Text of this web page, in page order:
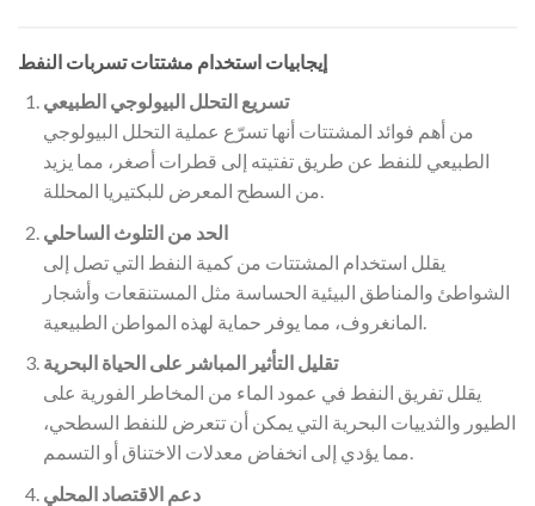
إيجابيات استخدام مشتتات تسربات النفط
تسريع التحلل البيولوجي الطبيعي
من أهم فوائد المشتتات أنها تسرّع عملية التحلل البيولوجي
الطبيعي للنفط عن طريق تفتيته إلى قطرات أصغر، مما يزيد
من السطح المعرض للبكتيريا المحللة.
الحد من التلوث الساحلي
يقلل استخدام المشتتات من كمية النفط التي تصل إلى
الشواطئ والمناطق البيئية الحساسة مثل المستنقعات وأشجار
تقليل التأثير المباشر على الحياة البحرية
يقلل تفريق النفط في عمود الماء من المخاطر الفورية على
الطيور والثدييات البحرية التي يمكن أن تتعرض للنفط السطحي،
مما يؤدي إلى انخفاض معدلات الاختناق أو التسمم.
دعم الاقتصاد المحلي